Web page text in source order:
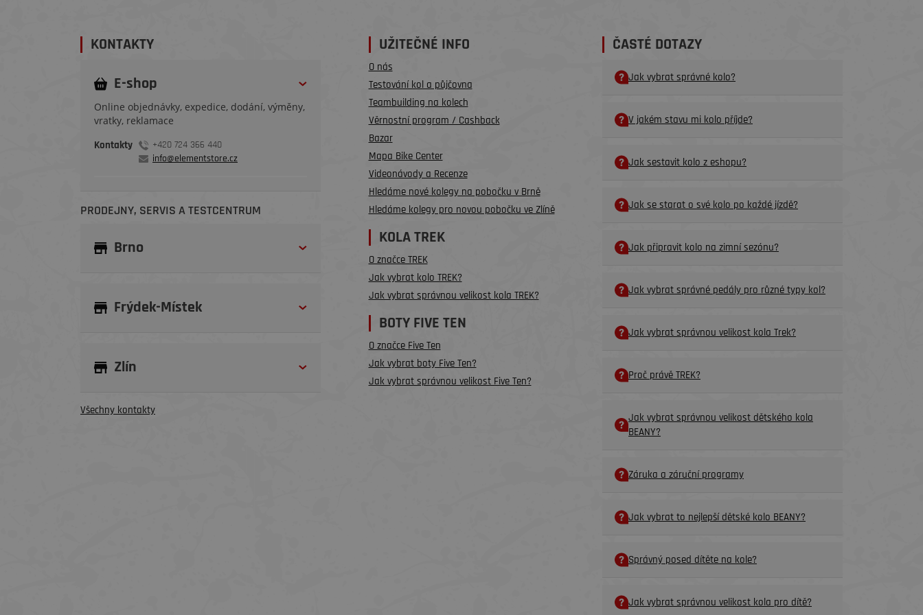
KONTAKTY
E-shop
Online objednávky, expedice, dodání, výměny,
vratky, reklamace
Kontakty
+420 724 366 440
info@elementstore.cz
PRODEJNY, SERVIS A TESTCENTRUM
Brno
Frýdek-Místek
Zlín
Všechny kontakty
UŽITEČNÉ INFO
O nás
Testování kol a půjčovna
Teambuilding na kolech
Věrnostní program / Cashback
Bazar
Mapa Bike Center
Videonávody a Recenze
Hledáme nové kolegy na pobočku v Brně
Hledáme kolegy pro novou pobočku ve Zlíně
KOLA TREK
O značce TREK
Jak vybrat kolo TREK?
Jak vybrat správnou velikost kola TREK?
BOTY FIVE TEN
O značce Five Ten
Jak vybrat boty Five Ten?
Jak vybrat správnou velikost Five Ten?
ČASTÉ DOTAZY
Jak vybrat správné kolo?
V jakém stavu mi kolo příjde?
Jak sestavit kolo z eshopu?
Jak se starat o své kolo po každé jízdě?
Jak připravit kolo na zimní sezónu?
Jak vybrat správné pedály pro různé typy kol?
Jak vybrat správnou velikost kola Trek?
Proč právě TREK?
Jak vybrat správnou velikost dětského kola
BEANY?
Záruka a záruční programy
Jak vybrat to nejlepší dětské kolo BEANY?
Správný posed dítěte na kole?
Jak vybrat správnou velikost kola pro dítě?